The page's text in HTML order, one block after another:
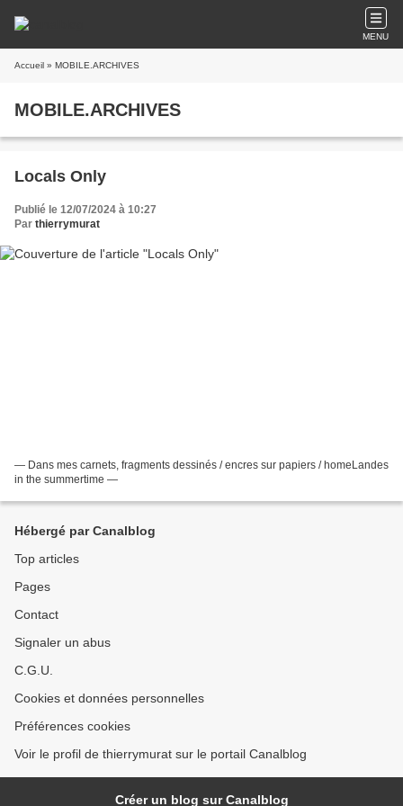
MENU
Accueil » MOBILE.ARCHIVES
MOBILE.ARCHIVES
Locals Only
Publié le 12/07/2024 à 10:27
Par thierrymurat
— Dans mes carnets, fragments dessinés / encres sur papiers / homeLandes
in the summertime —
Hébergé par Canalblog
Top articles
Pages
Contact
Signaler un abus
C.G.U.
Cookies et données personnelles
Préférences cookies
Voir le profil de thierrymurat sur le portail Canalblog
Créer un blog sur Canalblog